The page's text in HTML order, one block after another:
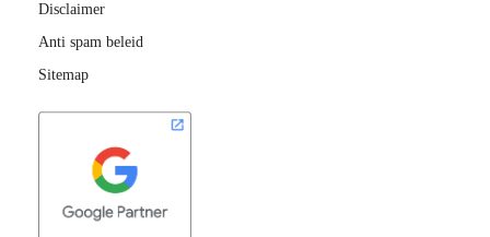
Disclaimer
Anti spam beleid
Sitemap